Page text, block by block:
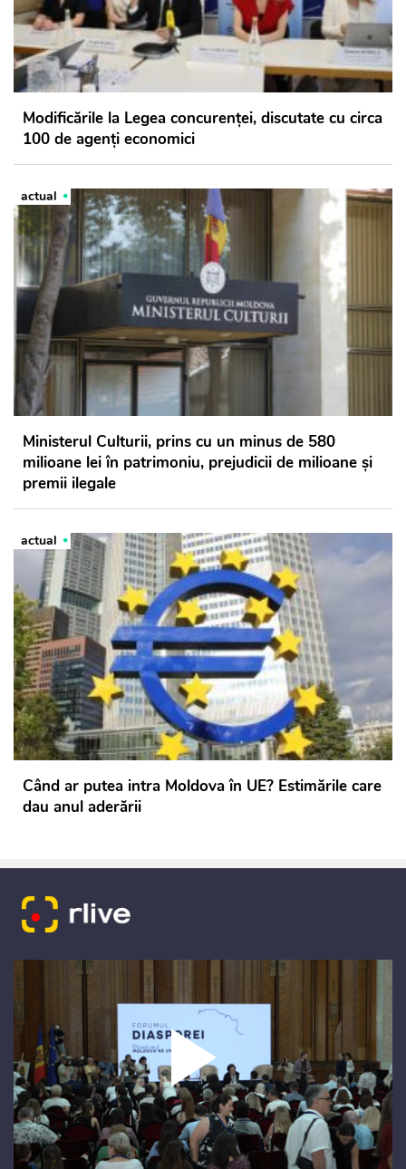
Modificările la Legea concurenței, discutate cu circa
100 de agenți economici
actual
Ministerul Culturii, prins cu un minus de 580
milioane lei în patrimoniu, prejudicii de milioane și
premii ilegale
actual
Când ar putea intra Moldova în UE? Estimările care
dau anul aderării